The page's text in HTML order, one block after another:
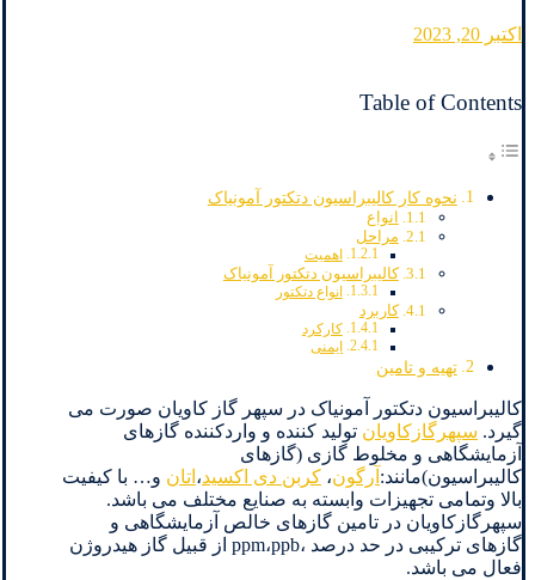
اکتبر 20, 2023
Table of Contents
نحوه کار کالیبراسیون دتکتور آمونیاک
انواع
مراحل
اهمیت
کالیبراسیون دتکتور آمونیاک
انواع دتکتور
کاربرد
کارکرد
ایمنی
تهیه و تامین
کالیبراسیون دتکتور آمونیاک در سپهر گاز کاویان صورت می
گیرد. سپهرگازکاویان تولید کننده و واردکننده گازهای
آزمایشگاهی و مخلوط گازی (گازهای
کالیبراسیون)مانند: آرگون، کربن دی اکسید، اتان و… با کیفیت
بالا وتمامی تجهیزات وابسته به صنایع مختلف می باشد.
سپهرگازکاویان در تامین گازهای خالص آزمایشگاهی و
گازهای ترکیبی در حد درصد ،ppm،ppb از قبیل گاز هیدروژن
فعال می باشد.